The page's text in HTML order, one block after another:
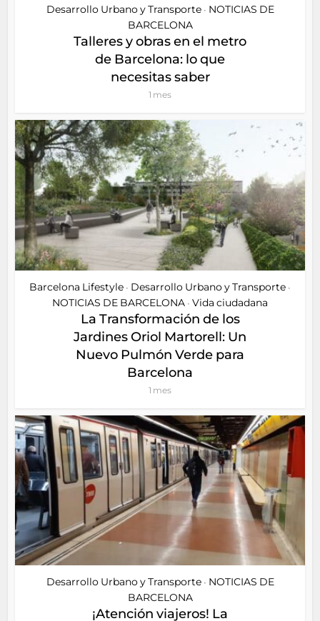
Desarrollo Urbano y Transporte • NOTICIAS DE
BARCELONA
Talleres y obras en el metro
de Barcelona: lo que
necesitas saber
1 mes
Barcelona Lifestyle • Desarrollo Urbano y Transporte •
NOTICIAS DE BARCELONA • Vida ciudadana
La Transformación de los
Jardines Oriol Martorell: Un
Nuevo Pulmón Verde para
Barcelona
1 mes
Desarrollo Urbano y Transporte • NOTICIAS DE
BARCELONA
¡Atención viajeros! La